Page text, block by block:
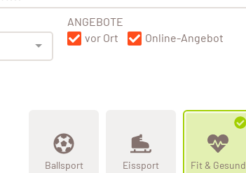
ANGEBOTE
vor Ort
Online-Angebot
Ballsport Eissport Fit & Gesund